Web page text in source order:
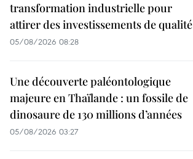
transformation industrielle pour
attirer des investissements de qualité
05/08/2026 08:28
Une découverte paléontologique
majeure en Thaïlande : un fossile de
dinosaure de 130 millions d’années
05/08/2026 03:27